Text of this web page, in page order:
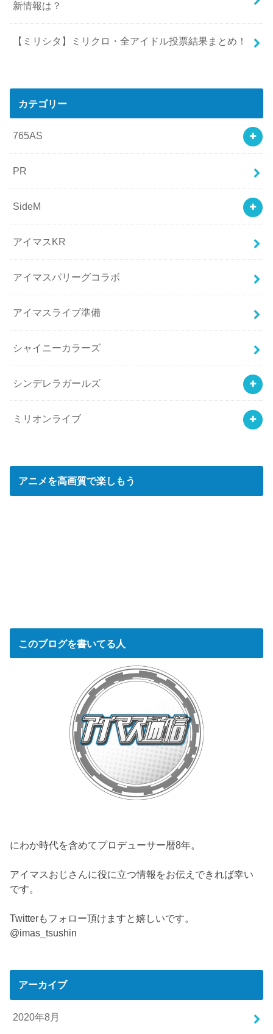
新情報は？
【ミリシタ】ミリクロ・全アイドル投票結果まとめ！
カテゴリー
765AS
PR
SideM
アイマスKR
アイマスパリーグコラボ
アイマスライブ準備
シャイニーカラーズ
シンデレラガールズ
ミリオンライブ
アニメを高画質で楽しもう
このブログを書いてる人
にわか時代を含めてプロデューサー暦8年。
アイマスおじさんに役に立つ情報をお伝えできれば幸い
です。
Twitterもフォロー頂けますと嬉しいです。
@imas_tsushin
アーカイブ
2020年8月